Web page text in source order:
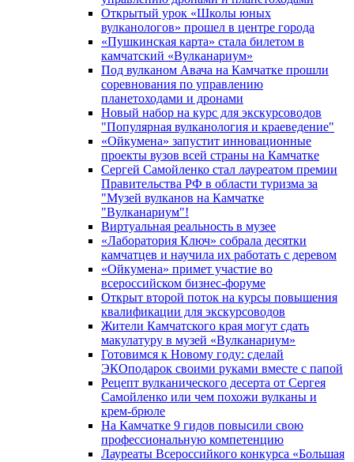
Открытый урок «Школы юных
вулканологов» прошел в центре города
«Пушкинская карта» стала билетом в
камчатский «Вулканариум»
Под вулканом Авача на Камчатке прошли
соревнования по управлению
планетоходами и дронами
Новый набор на курс для экскурсоводов
"Популярная вулканология и краеведение"
«Ойкумена» запустит инновационные
проекты вузов всей страны на Камчатке
Сергей Самойленко стал лауреатом премии
Правительства РФ в области туризма за
"Музей вулканов на Камчатке
"Вулканариум"!
Виртуальная реальность в музее
«Лаборатория Ключ» собрала десятки
камчатцев и научила их работать с деревом
«Ойкумена» примет участие во
всероссийском бизнес-форуме
Открыт второй поток на курсы повышения
квалификации для экскурсоводов
Жители Камчатского края могут сдать
макулатуру в музей «Вулканариум»
Готовимся к Новому году: сделай
ЭКОподарок своими руками вместе с папой
Рецепт вулканического десерта от Сергея
Самойленко или чем похожи вулканы и
крем-брюле
На Камчатке 9 гидов повысили свою
профессиональную компетенцию
Лауреаты Всероссийкого конкурса «Большая